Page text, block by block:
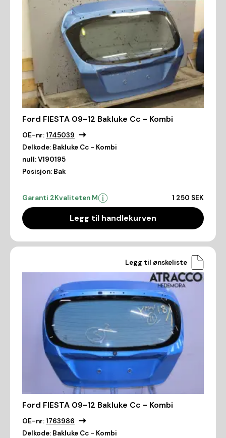
Ford FIESTA 09-12 Bakluke Cc - Kombi
OE-nr:1745039
Delkode: Bakluke Cc - Kombi
null:V190195
Posisjon: Bak
Garanti 2Kvaliteten M 1 250 SEK
Legg til handlekurven
Legg til ønskeliste
Ford FIESTA 09-12 Bakluke Cc - Kombi
OE-nr:1763986
Delkode: Bakluke Cc - Kombi